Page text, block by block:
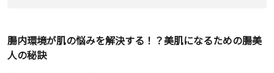
腸内環境が肌の悩みを解決する！？美肌になるための腸美
人の秘訣